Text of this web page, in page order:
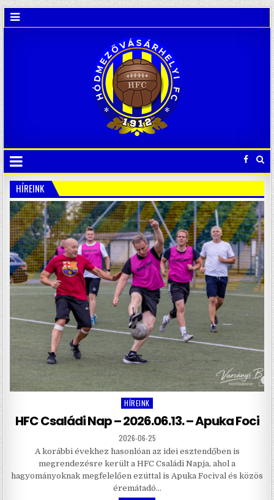
HÍREINK
Posted
in
HÍREINK
HFC Családi Nap – 2026.06.13. – Apuka Foci
2026-06-25
A korábbi évekhez hasonlóan az idei esztendőben is
megrendezésre került a HFC Családi Napja, ahol a
hagyományoknak megfelelően ezúttal is Apuka Focival és közös
éremátadó…